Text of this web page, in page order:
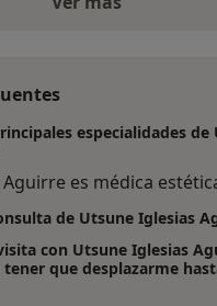
opiniones
especialidades de
es médica
de Utsune Iglesias
con Utsune Iglesias
que desplazarme